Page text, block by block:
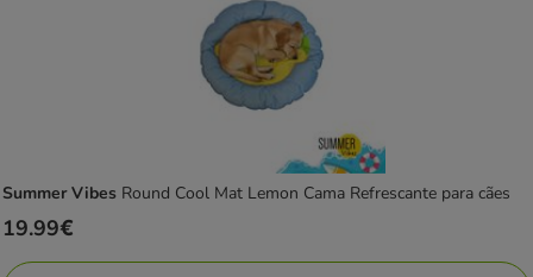
Summer Vibes Round Cool Mat Lemon Cama Refrescante para cães
Preço
19.99€
19.99€